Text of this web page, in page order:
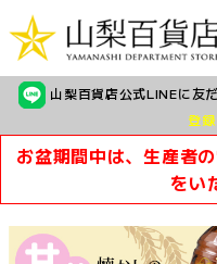
山梨百貨店公式LINEに友
登
お盆期間中は、生産者
をい